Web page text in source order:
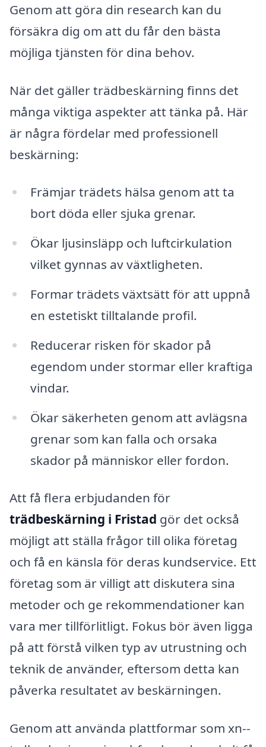
Genom att göra din research kan du
försäkra dig om att du får den bästa
möjliga tjänsten för dina behov.
När det gäller trädbeskärning finns det
många viktiga aspekter att tänka på. Här
är några fördelar med professionell
beskärning:
Främjar trädets hälsa genom att ta
bort döda eller sjuka grenar.
Ökar ljusinsläpp och luftcirkulation
vilket gynnas av växtligheten.
Formar trädets växtsätt för att uppnå
en estetiskt tilltalande profil.
Reducerar risken för skador på
egendom under stormar eller kraftiga
vindar.
Ökar säkerheten genom att avlägsna
grenar som kan falla och orsaka
skador på människor eller fordon.
Att få flera erbjudanden för
trädbeskärning i Fristad gör det också
möjligt att ställa frågor till olika företag
och få en känsla för deras kundservice. Ett
företag som är villigt att diskutera sina
metoder och ge rekommendationer kan
vara mer tillförlitligt. Fokus bör även ligga
på att förstå vilken typ av utrustning och
teknik de använder, eftersom detta kan
påverka resultatet av beskärningen.
Genom att använda plattformar som xn--